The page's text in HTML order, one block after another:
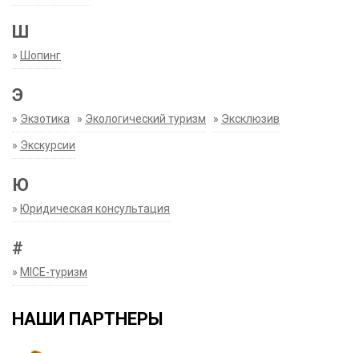
Ш
» Шопинг
Э
» Экзотика » Экологический туризм » Эксклюзив
» Экскурсии
Ю
» Юридическая консультация
#
» MICE-туризм
НАШИ ПАРТНЕРЫ